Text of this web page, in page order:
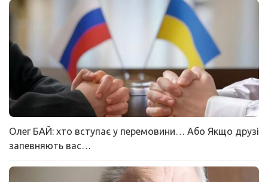
Олег БАЙ: хто вступає у перемовини… Або Якщо друзі
запевняють вас…